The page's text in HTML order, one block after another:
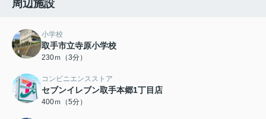
周辺施設
小学校
取手市立寺原小学校
230ｍ（3分）
コンビニエンスストア
セブンイレブン取手本郷1丁目店
400ｍ（5分）